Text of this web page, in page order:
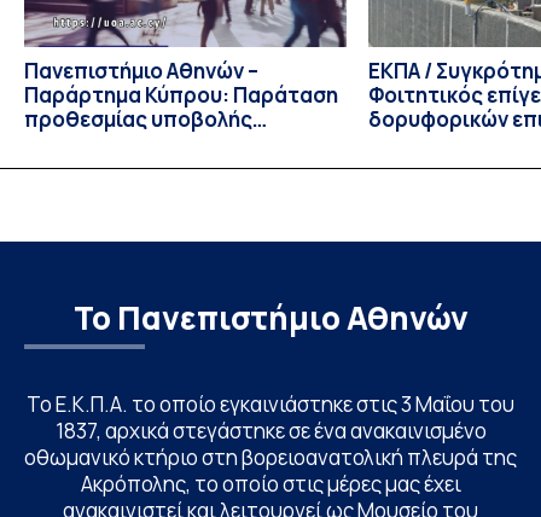
Πανεπιστήμιο Αθηνών –
Παράρτημα Κύπρου: Παράταση
προθεσμίας υποβολής
υποψηφίων
ΕΚΠΑ /
Φοιτητικός
δορυφορικών
Το Πανεπιστήμιο Αθηνών
Το Ε.Κ.Π.Α. το οποίο εγκαινιάστηκε στις 3 Μαΐου του
1837, αρχικά στεγάστηκε σε ένα ανακαινισμένο
οθωμανικό κτήριο στη βορειοανατολική πλευρά της
Ακρόπολης, το οποίο στις μέρες μας έχει
ανακαινιστεί και λειτουργεί ως Μουσείο του